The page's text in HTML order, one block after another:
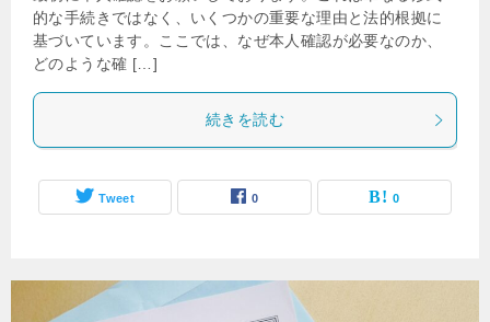
的な手続きではなく、いくつかの重要な理由と法的根拠に
基づいています。ここでは、なぜ本人確認が必要なのか、
どのような確 […]
続きを読む
Tweet 0 0